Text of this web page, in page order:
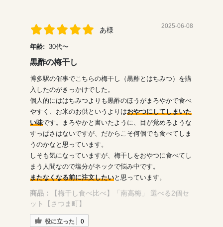
あ様 2025-06-08
年齢: 30代〜
黒酢の梅干し
博多駅の催事でこちらの梅干し（黒酢とはちみつ）を購
入したのがきっかけでした。
個人的にははちみつよりも黒酢のほうがまろやかで食べ
やすく、お米のお供というよりはおやつにしてしまいた
い味です。まろやかと書いたように、目が覚めるような
すっぱさはないですが、だからこそ何個でも食べてしま
うのかなと思っています。
しそも気になっていますが、梅干しをおやつに食べてし
まう人間なので塩分がネックで悩み中です。
またなくなる前に注文したいと思っています。
商品：
【梅干し食べ比べ】「南高梅」 選べる2個セ
ット【さつま町】
役に立った 0